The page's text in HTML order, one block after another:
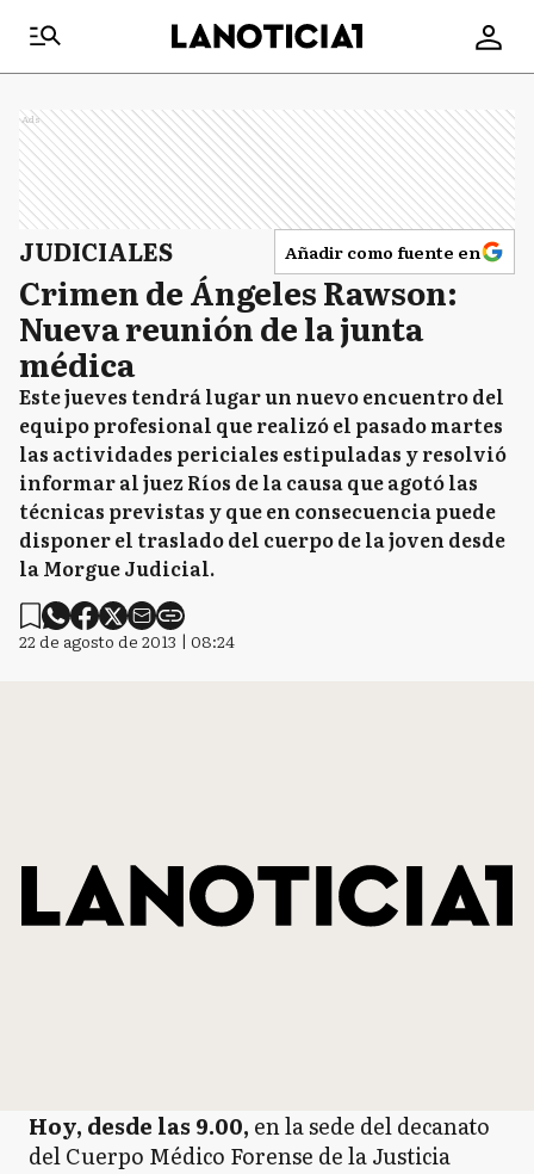
Ads
JUDICIALES Añadir como fuente en
Crimen de Ángeles Rawson:
Nueva reunión de la junta
médica
Este jueves tendrá lugar un nuevo encuentro del
equipo profesional que realizó el pasado martes
las actividades periciales estipuladas y resolvió
informar al juez Ríos de la causa que agotó las
técnicas previstas y que en consecuencia puede
disponer el traslado del cuerpo de la joven desde
la Morgue Judicial.
22 de agosto de 2013 | 08:24
Hoy, desde las 9.00, en la sede del decanato
del Cuerpo Médico Forense de la Justicia